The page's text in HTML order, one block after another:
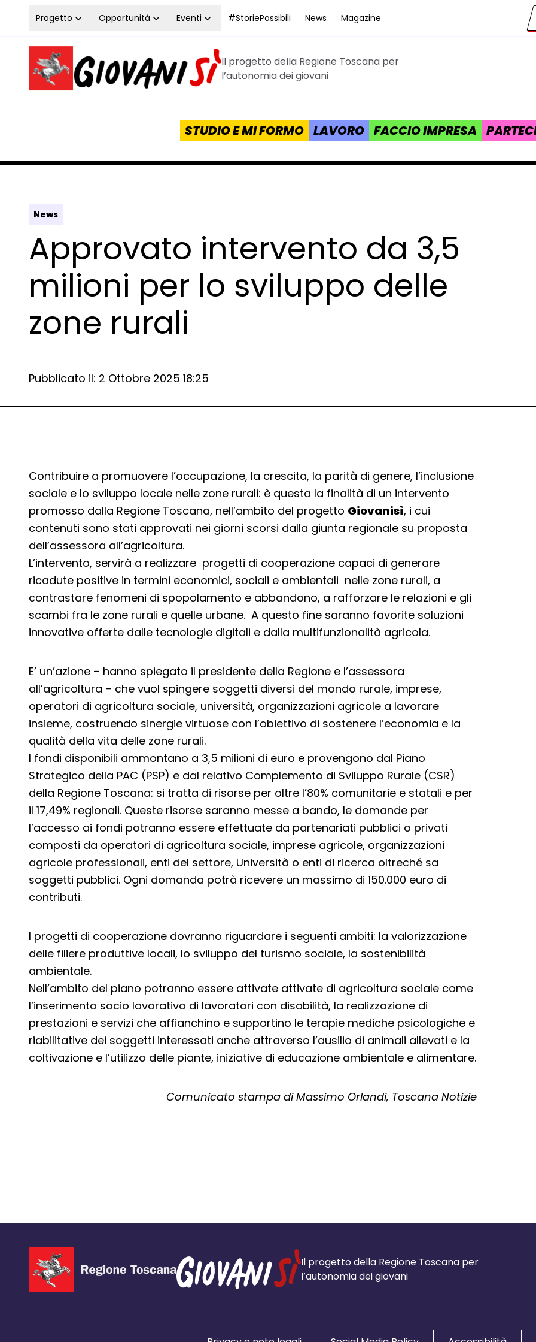
Vai al contenuto
Progetto Opportunità Eventi #StoriePossibili News Magazine
Homepage Giovanisì - Progetto della Regione Toscana
Il progetto della Regione Toscana per
l’autonomia dei giovani
STUDIO E MI FORMO LAVORO FACCIO IMPRESA
News
Approvato intervento da 3,5
milioni per lo sviluppo delle
zone rurali
Data e ora:
Pubblicato il: 2 Ottobre 2025 18:25
Dettagli articolo
Contribuire a promuovere l’occupazione, la crescita, la parità di genere, l’inclusione
sociale e lo sviluppo locale nelle zone rurali: è questa la finalità di un intervento
promosso dalla Regione Toscana, nell’ambito del progetto Giovanisì, i cui
contenuti sono stati approvati nei giorni scorsi dalla giunta regionale su proposta
dell’assessora all’agricoltura.
L’intervento, servirà a realizzare progetti di cooperazione capaci di generare
ricadute positive in termini economici, sociali e ambientali nelle zone rurali, a
contrastare fenomeni di spopolamento e abbandono, a rafforzare le relazioni e gli
scambi fra le zone rurali e quelle urbane. A questo fine saranno favorite soluzioni
innovative offerte dalle tecnologie digitali e dalla multifunzionalità agricola.
E’ un’azione – hanno spiegato il presidente della Regione e l’assessora
all’agricoltura – che vuol spingere soggetti diversi del mondo rurale, imprese,
operatori di agricoltura sociale, università, organizzazioni agricole a lavorare
insieme, costruendo sinergie virtuose con l’obiettivo di sostenere l’economia e la
qualità della vita delle zone rurali.
I fondi disponibili ammontano a 3,5 milioni di euro e provengono dal Piano
Strategico della PAC (PSP) e dal relativo Complemento di Sviluppo Rurale (CSR)
della Regione Toscana: si tratta di risorse per oltre l’80% comunitarie e statali e per
il 17,49% regionali. Queste risorse saranno messe a bando, le domande per
l’accesso ai fondi potranno essere effettuate da partenariati pubblici o privati
composti da operatori di agricoltura sociale, imprese agricole, organizzazioni
agricole professionali, enti del settore, Università o enti di ricerca oltreché sa
soggetti pubblici. Ogni domanda potrà ricevere un massimo di 150.000 euro di
contributi.
I progetti di cooperazione dovranno riguardare i seguenti ambiti: la valorizzazione
delle filiere produttive locali, lo sviluppo del turismo sociale, la sostenibilità
ambientale.
Nell’ambito del piano potranno essere attivate attivate di agricoltura sociale come
l’inserimento socio lavorativo di lavoratori con disabilità, la realizzazione di
prestazioni e servizi che affianchino e supportino le terapie mediche psicologiche e
riabilitative dei soggetti interessati anche attraverso l’ausilio di animali allevati e la
coltivazione e l’utilizzo delle piante, iniziative di educazione ambientale e alimentare.
Comunicato stampa di Massimo Orlandi, Toscana Notizie
Il progetto della Regione Toscana per
l’autonomia dei giovani